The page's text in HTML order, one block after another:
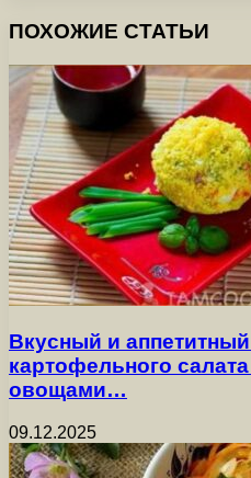
ПОХОЖИЕ СТАТЬИ
Вкусный и
картофельного
овощами…
09.12.2025